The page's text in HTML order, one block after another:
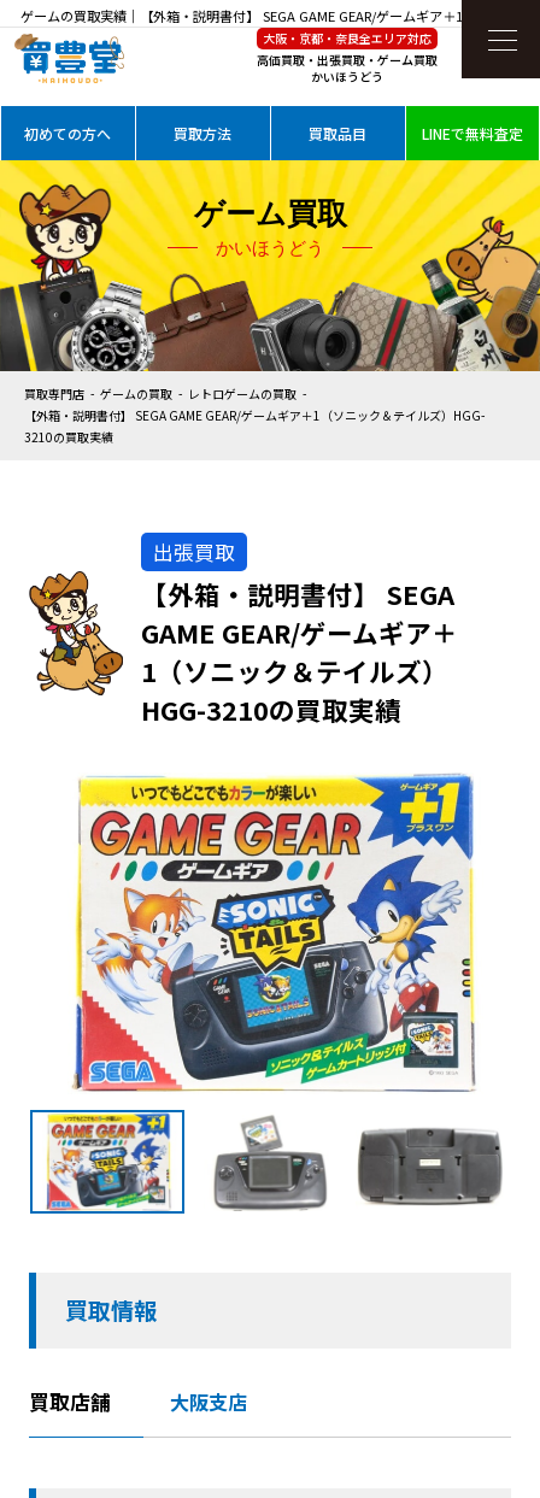
ゲームの買取実績｜【外箱・説明書付】 SEGA GAME GEAR/ゲームギア＋1（ソニック
＆テイルズ）HGG-3210を高価買取
大阪・京都・奈良全エリア対応
高価買取・出張買取・ゲーム買取
かいほうどう
初めての方へ 買取方法 買取品目 LINEで無料査定
ゲーム買取
かいほうどう
買取専門店 ゲームの買取
レトロゲームの買取
【外箱・説明書付】 SEGA GAME GEAR/ゲームギア＋1（ソニック＆テイルズ）HGG-
3210の買取実績
出張買取
【外箱・説明書付】 SEGA
GAME GEAR/ゲームギア＋
1（ソニック＆テイルズ）
HGG-3210の買取実績
買取情報
買取店舗 大阪支店